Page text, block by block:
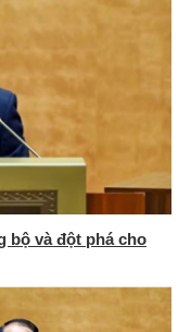
bộ và đột phá cho